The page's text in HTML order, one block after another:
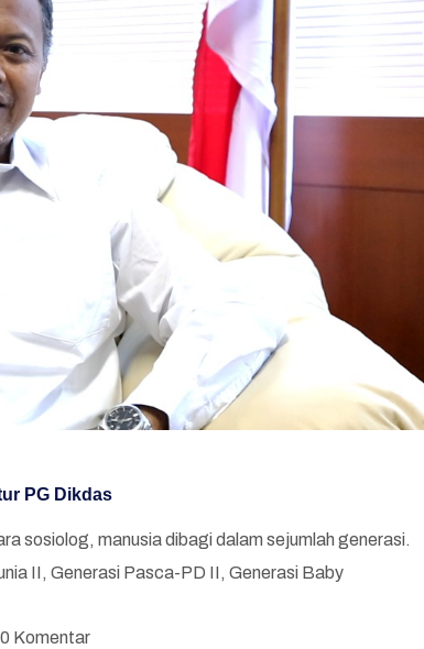
PG Dikdas
sosiolog, manusia dibagi dalam sejumlah generasi.
II, Generasi Pasca-PD II, Generasi Baby
0 Komentar